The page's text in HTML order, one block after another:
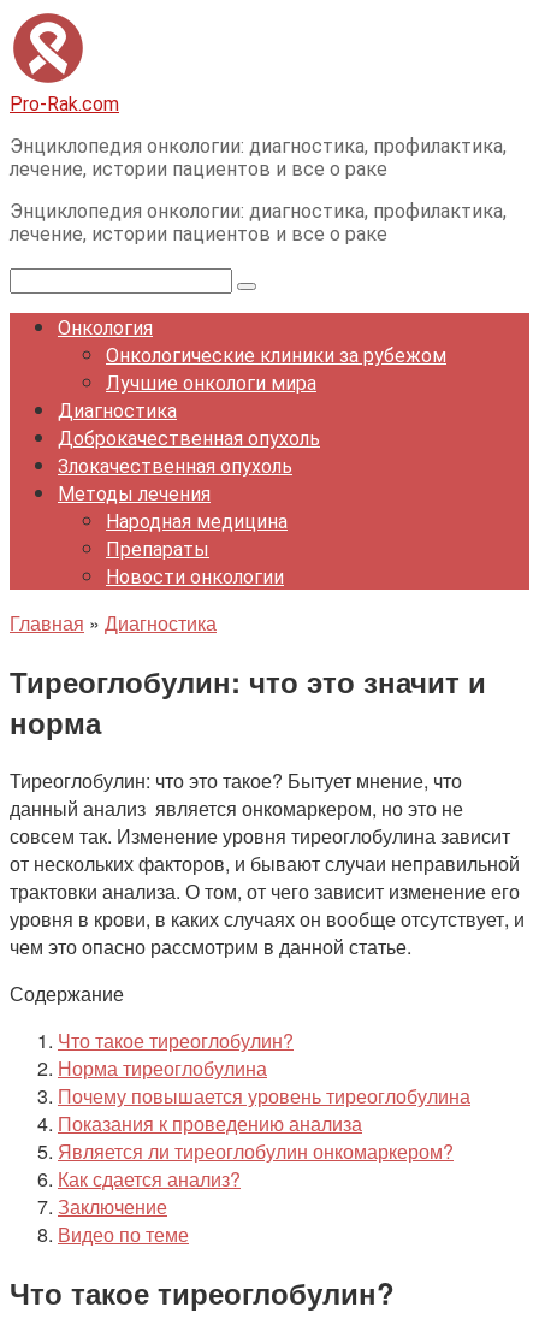
Перейти
к
контенту
Pro-Rak.com
Энциклопедия онкологии: диагностика, профилактика,
лечение, истории пациентов и все о раке
Энциклопедия онкологии: диагностика, профилактика,
лечение, истории пациентов и все о раке
Поиск:
Онкология
Онкологические клиники за рубежом
Лучшие онкологи мира
Диагностика
Доброкачественная опухоль
Злокачественная опухоль
Методы лечения
Народная медицина
Препараты
Новости онкологии
Главная » Диагностика
Тиреоглобулин: что это значит и
норма
Тиреоглобулин: что это такое? Бытует мнение, что
данный анализ является онкомаркером, но это не
совсем так. Изменение уровня тиреоглобулина зависит
от нескольких факторов, и бывают случаи неправильной
трактовки анализа. О том, от чего зависит изменение его
уровня в крови, в каких случаях он вообще отсутствует, и
чем это опасно рассмотрим в данной статье.
Содержание
Что такое тиреоглобулин?
Норма тиреоглобулина
Почему повышается уровень тиреоглобулина
Показания к проведению анализа
Является ли тиреоглобулин онкомаркером?
Как сдается анализ?
Заключение
Видео по теме
Что такое тиреоглобулин?